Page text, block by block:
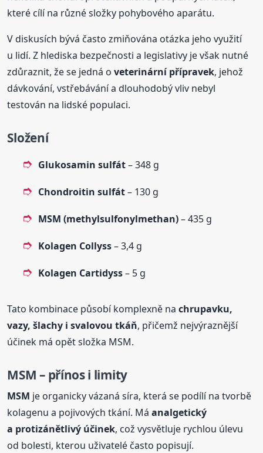
které cílí na různé složky pohybového aparátu.
V diskusích bývá často zmiňována otázka jeho využití
u lidí. Z hlediska bezpečnosti a legislativy je však nutné
zdůraznit, že se jedná oveterinární přípravek, jehož
dávkování, vstřebávání a dlouhodobý vliv nebyl
testován na lidské populaci.
Složení
Glukosamin sulfát– 348 g
Chondroitin sulfát– 130 g
MSM (methylsulfonylmethan)– 435 g
Kolagen Collyss– 3,4 g
Kolagen Cartidyss– 5 g
Tato kombinace působí komplexně nachrupavku,
vazy, šlachy i svalovou tkáň, přičemž nejvýraznější
účinek má opět složka MSM.
MSM – přínos i limity
MSM je organicky vázaná síra, která se podílí na tvorbě
kolagenu a pojivových tkání. Máanalgetický
a protizánětlivý účinek, což vysvětluje rychlou úlevu
od bolesti, kterou uživatelé často popisují.